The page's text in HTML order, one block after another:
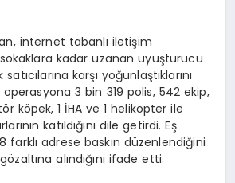
internet tabanlı iletişim
kadar uzanan uyuşturucu
karşı yoğunlaştıklarını
3 bin 319 polis, 542 ekip,
köpek, 1 İHA ve 1 helikopter ile
katıldığını dile getirdi. Eş
farklı adrese baskın düzenlendiğini
alındığını ifade etti.